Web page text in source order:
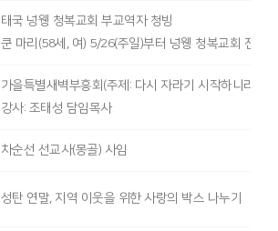
태국 넝웽 청복교회 부교역자 청빙
쿤 마리(58세, 여) 5/26(주일)부터 넝웽 청복교회 전도
가을특별새벽부흥회(주제: 다시 자라기 시작하니라!)
강사: 조태성 담임목사
차순선 선교사(몽골) 사임
성탄 연말, 지역 이웃을 위한 사랑의 박스 나누기